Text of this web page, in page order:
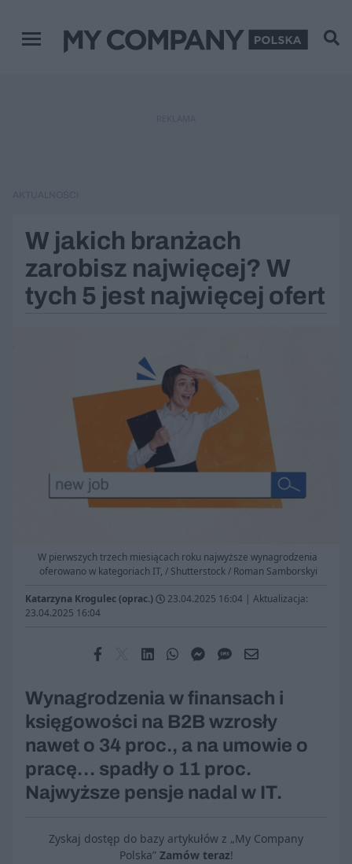
Menu główne
W jakich branżach
zarobisz najwięcej? W
tych 5 jest najwięcej ofert
W pierwszych trzech miesiącach roku najwyższe wynagrodzenia
oferowano w kategoriach IT, / Shutterstock / Roman Samborskyi
Katarzyna Krogulec (oprac.) 23.04.2025 16:04 | Aktualizacja:
23.04.2025 16:04
Wynagrodzenia w finansach i
księgowości na B2B wzrosły
nawet o 34 proc., a na umowie o
pracę… spadły o 11 proc.
Najwyższe pensje nadal w IT.
Zyskaj dostęp do bazy artykułów z „My Company
Polska” Zamów teraz!